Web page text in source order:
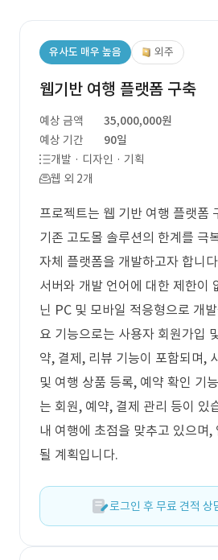
유사도 매우 높음 외주
웹기반 여행 플랫폼 구축
예상 금액
35,000,000원
예상 기간
90일
개발 · 디자인 · 기획
웹 외 2개
프로젝트는 웹 기반 여행 플랫폼
기존 고도몰 솔루션의 한계를 극
자체 플랫폼을 개발하고자 합니
서버와 개발 언어에 대한 제한이
닌 PC 및 모바일 적응형으로 개
요 기능으로는 사용자 회원가입
약, 결제, 리뷰 기능이 포함되며,
및 여행 상품 등록, 예약 확인 기
는 회원, 예약, 결제 관리 등이 있
내 여행에 초점을 맞추고 있으며,
될 계획입니다.
로그인 후 무료 견적 상